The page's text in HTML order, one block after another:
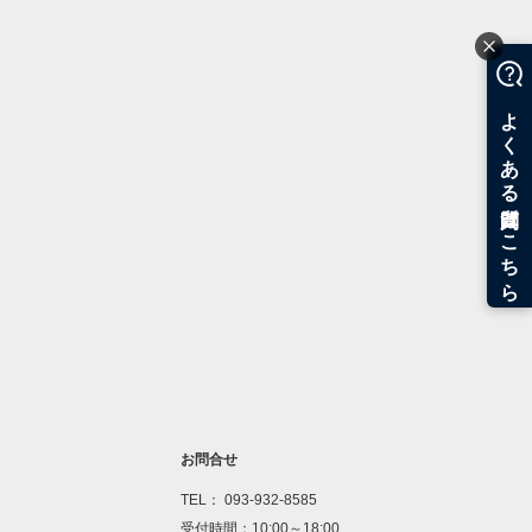
お問合せ
TEL： 093-932-8585
受付時間：10:00～18:00